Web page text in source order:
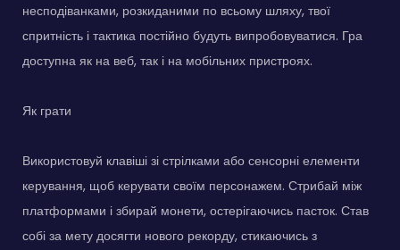
несподіванками, розкиданими по всьому шляху, твої
спритність і тактика постійно будуть випробовуватися. Гра
доступна як на веб, так і на мобільних пристроях.
Як грати
Використовуй клавіші зі стрілками або сенсорні елементи
керування, щоб керувати своїм персонажем. Стрибай між
платформами і збирай монети, остерігаючись пасток. Став
собі за мету досягти нового рекорду, стикаючись з